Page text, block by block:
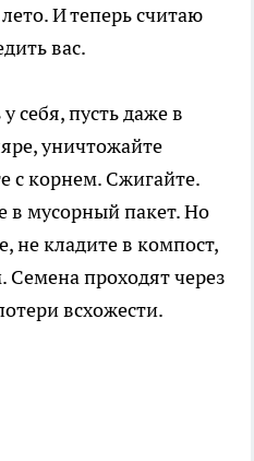
И теперь считаю
вас.
себя, пусть даже в
уничтожайте
с корнем. Сжигайте.
в мусорный пакет. Но
не кладите в компост,
Семена проходят через
всхожести.